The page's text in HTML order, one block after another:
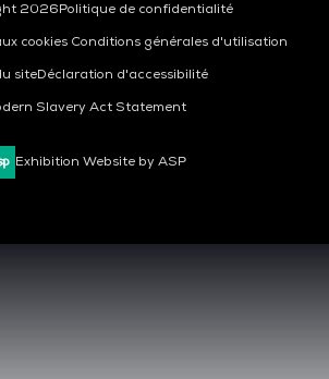
2026Politique de confidentialité
cookies Conditions générales d'utilisation
siteDéclaration d'accessibilité
Slavery Act Statement
Exhibition Website by ASP